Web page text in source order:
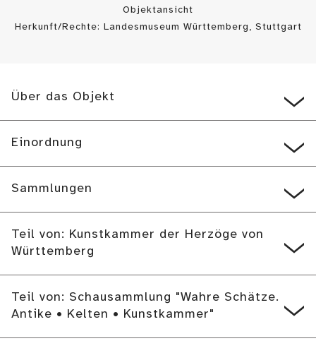
Objektansicht
Herkunft/Rechte: Landesmuseum Württemberg, Stuttgart
Über das Objekt
Einordnung
Sammlungen
Teil von: Kunstkammer der Herzöge von
Württemberg
Teil von: Schausammlung "Wahre Schätze.
Antike • Kelten • Kunstkammer"